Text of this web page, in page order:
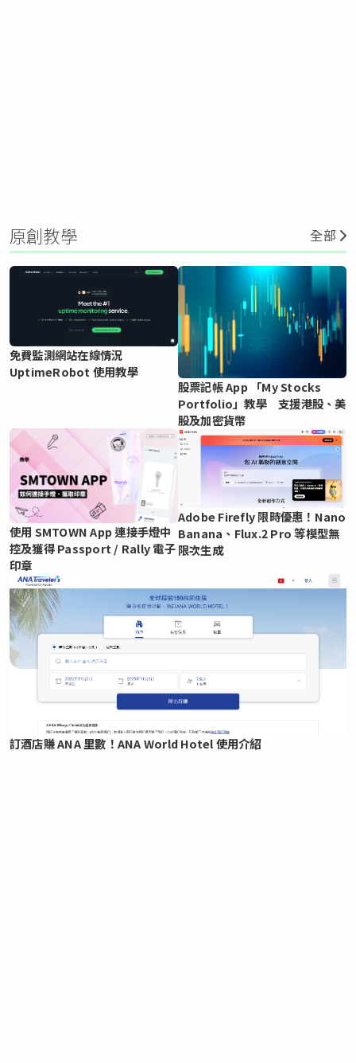
原創教學 全部
免費監測網站在線情況
UptimeRobot 使用教學
股票記帳 App 「My Stocks
Portfolio」教學 支援港股、美
股及加密貨幣
使用 SMTOWN App 連接手燈中
控及獲得 Passport / Rally 電子
印章
Adobe Firefly 限時優惠！Nano
Banana、Flux.2 Pro 等模型無
限次生成
訂酒店賺 ANA 里數！ANA World Hotel 使用介紹